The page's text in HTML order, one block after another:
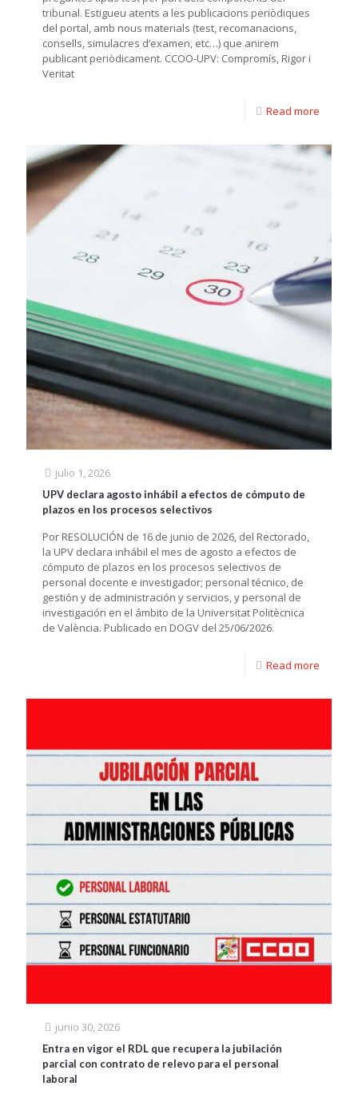
tribunal. Estigueu atents a les publicacions periòdiques
del portal, amb nous materials (test, recomanacions,
consells, simulacres d’examen, etc…) que anirem
publicant periòdicament. CCOO-UPV: Compromís, Rigor i
Veritat
Read more
julio 1, 2026
UPV declara agosto inhábil a efectos de cómputo de
plazos en los procesos selectivos
Por RESOLUCIÓN de 16 de junio de 2026, del Rectorado,
la UPV declara inhábil el mes de agosto a efectos de
cómputo de plazos en los procesos selectivos de
personal docente e investigador; personal técnico, de
gestión y de administración y servicios, y personal de
investigación en el ámbito de la Universitat Politècnica
de València. Publicado en DOGV del 25/06/2026.
Read more
junio 30, 2026
Entra en vigor el RDL que recupera la jubilación
parcial con contrato de relevo para el personal
laboral